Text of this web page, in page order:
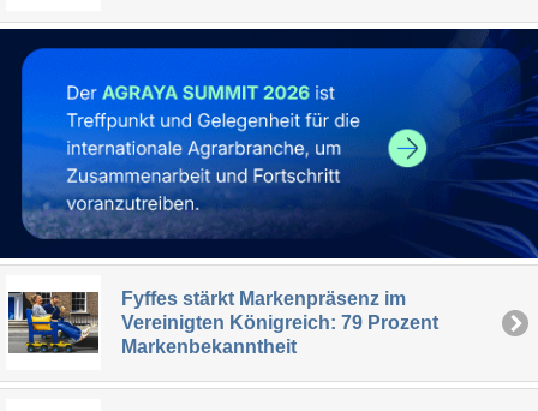
Fyffes stärkt Markenpräsenz im
Vereinigten Königreich: 79 Prozent
Markenbekanntheit